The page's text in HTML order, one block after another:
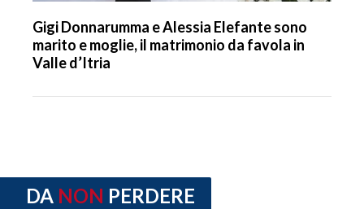
Gigi Donnarumma e Alessia Elefante sono
marito e moglie, il matrimonio da favola in
Valle d’Itria
DA NON PERDERE